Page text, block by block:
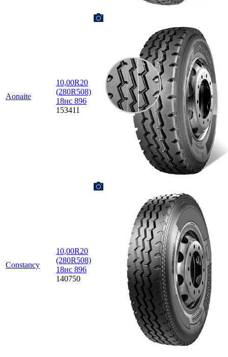
Aonaite
10,00R20
(280R508)
18нс 896
153411
Constancy
10,00R20
(280R508)
18нс 896
140750